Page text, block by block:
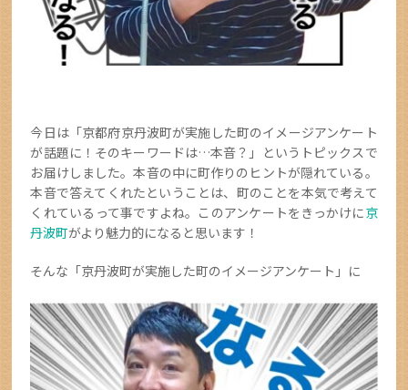
今日は「京都府京丹波町が実施した町のイメージアンケート
が話題に！そのキーワードは…本音？」というトピックスで
お届けしました。本音の中に町作りのヒントが隠れている。
本音で答えてくれたということは、町のことを本気で考えて
くれているって事ですよね。このアンケートをきっかけに京
丹波町がより魅力的になると思います！
そんな「京丹波町が実施した町のイメージアンケート」に